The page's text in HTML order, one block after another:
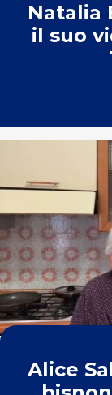
Natalia
il suo
Alice